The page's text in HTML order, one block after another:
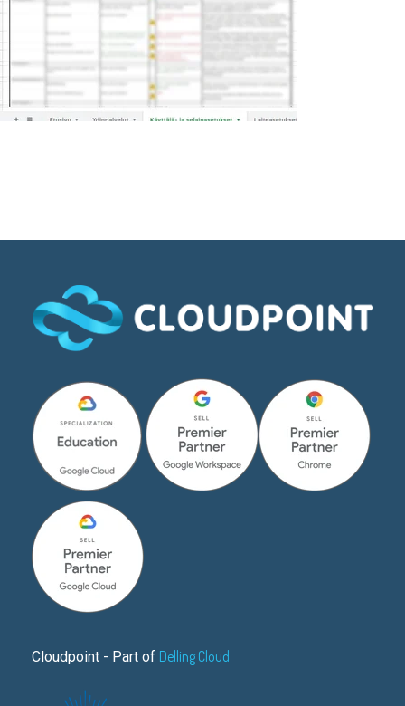
Cloudpoint - Part of Delling Cloud